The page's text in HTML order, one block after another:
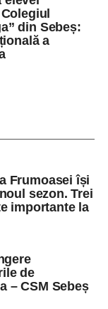
0258731066
0743515200
0258731066
din Sebeș:
a
Frumoasei își
sezon. Trei
importante la
de
– CSM Sebeș